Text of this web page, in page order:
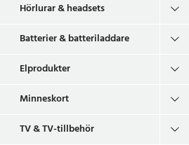
Hörlurar & headsets
Batterier & batteriladdare
Elprodukter
Minneskort
TV & TV-tillbehör